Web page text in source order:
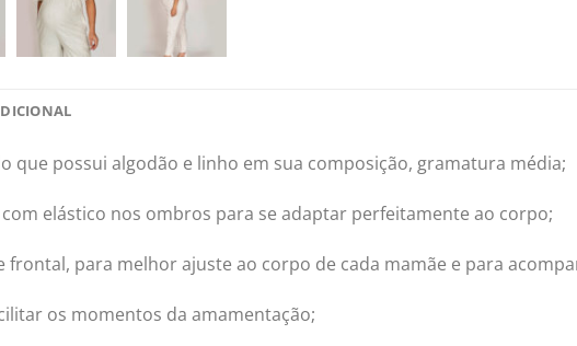
que possui algodão e linho em sua composição, gramatura média;
elástico nos ombros para se adaptar perfeitamente ao corpo;
frontal, para melhor ajuste ao corpo de cada mamãe e para
os momentos da amamentação;